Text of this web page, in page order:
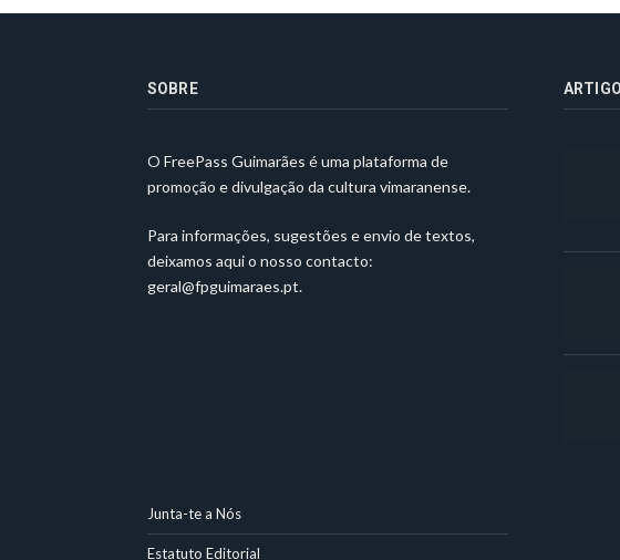
SOBRE
O FreePass Guimarães é uma plataforma de
promoção e divulgação da cultura vimaranense.
Para informações, sugestões e envio de textos,
deixamos aqui o nosso contacto:
geral@fpguimaraes.pt.
Junta-te a Nós
Estatuto Editorial